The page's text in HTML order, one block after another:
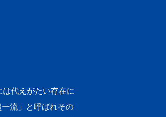
代えがたい存在に
流」と呼ばれその